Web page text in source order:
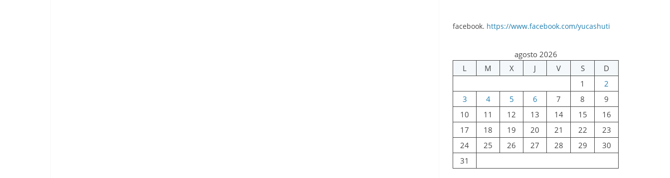
facebook. https://www.facebook.com/yucashuti
agosto 2026
L
M X J V S
D
1
2
3
4 5 6 7 8
9
10
11 12 13 14 15
16
17
18 19 20 21 22
23
24
25 26 27 28 29
30
31